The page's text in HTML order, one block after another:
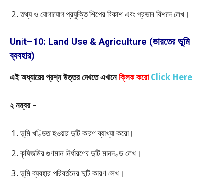
তথ্য ও যোগাযোগ প্রযুক্তি শিল্পের বিকাশ এবং প্রভাব বিশদে লেখ।
Unit–10: Land Use & Agriculture (ভারতের ভূমি
ব্যবহার)
এই অধ্যায়ের প্রশ্ন উত্তর দেখতে এখানেক্লিক করোClick Here
২ নম্বর –
ভূমি খণ্ডিত হওয়ার দুটি কারণ ব্যাখ্যা করো।
কৃষিজমির গুণমান নির্ধারণের দুটি মানদণ্ড লেখ।
ভূমি ব্যবহার পরিবর্তনের দুটি কারণ লেখ।